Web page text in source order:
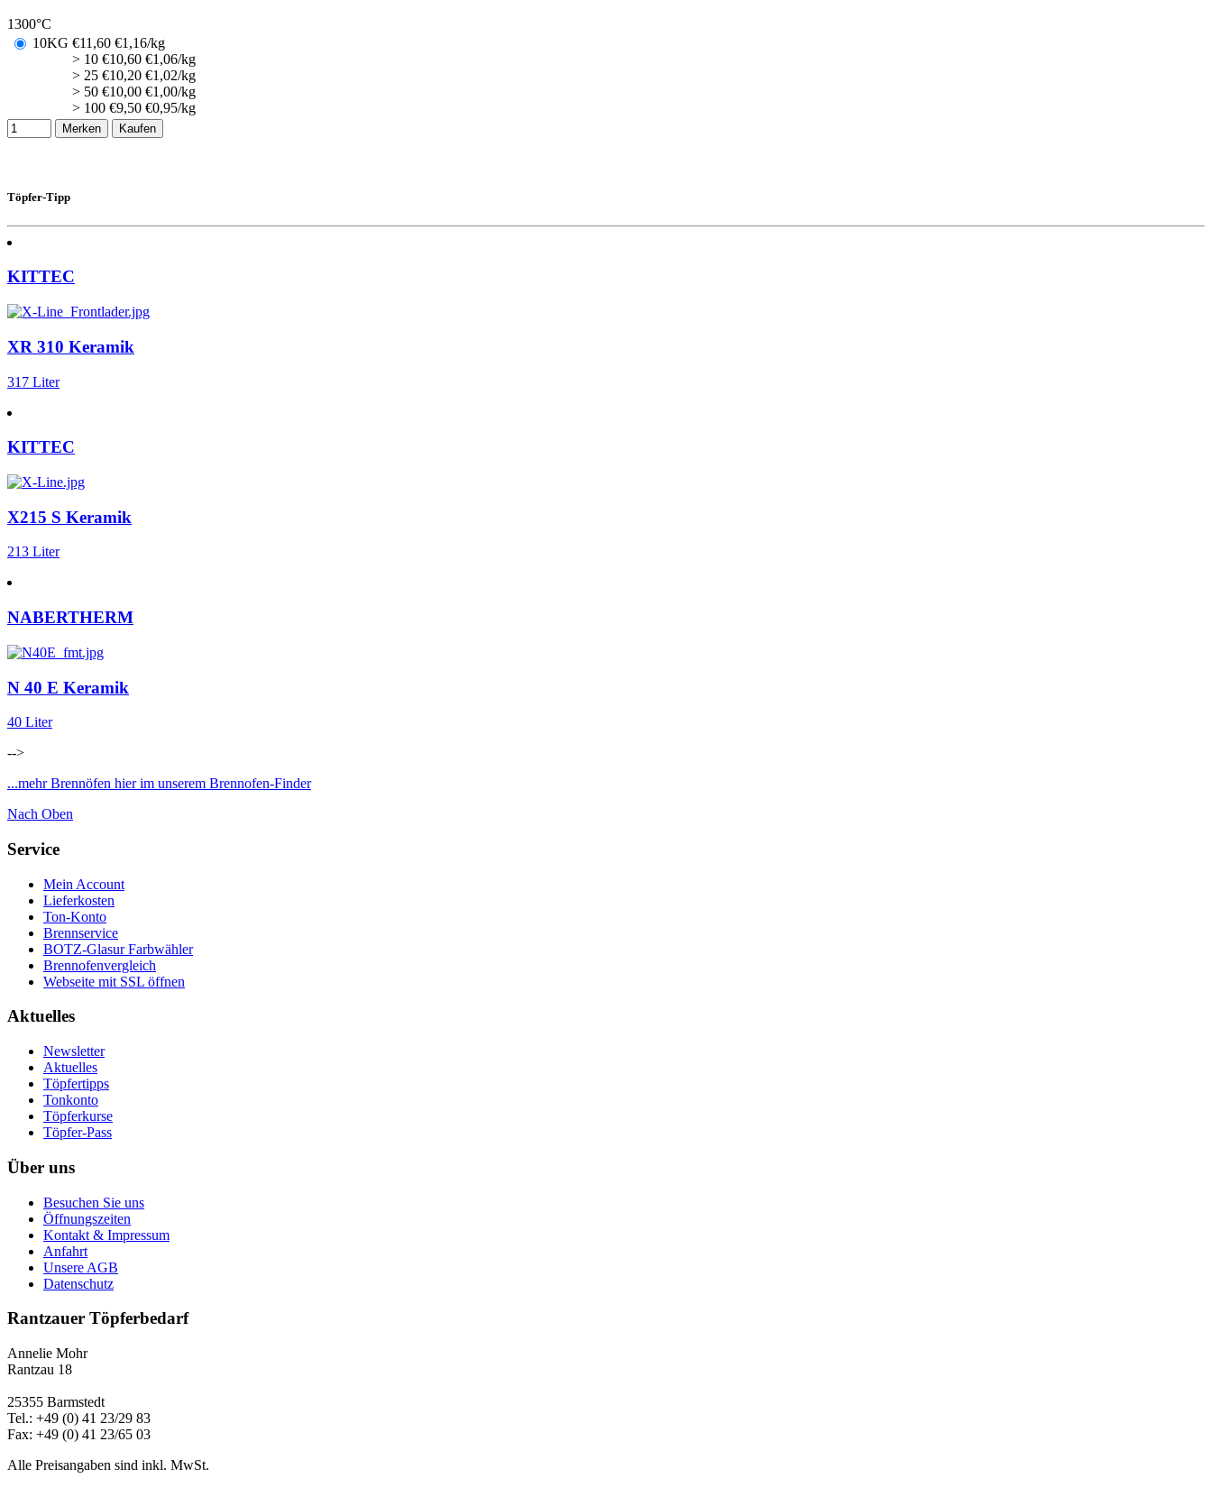
1300°C
10KG €11,60 €1,16/kg
> 10 €10,60 €1,06/kg
> 25 €10,20 €1,02/kg
> 50 €10,00 €1,00/kg
> 100 €9,50 €0,95/kg
Merken Kaufen
Töpfer-Tipp
KITTEC
XR 310 Keramik
317 Liter
KITTEC
X215 S Keramik
213 Liter
NABERTHERM
N 40 E Keramik
40 Liter
-->
...mehr Brennöfen hier im unserem Brennofen-Finder
Nach Oben
Service
Mein Account
Lieferkosten
Ton-Konto
Brennservice
BOTZ-Glasur Farbwähler
Brennofenvergleich
Webseite mit SSL öffnen
Aktuelles
Newsletter
Aktuelles
Töpfertipps
Tonkonto
Töpferkurse
Töpfer-Pass
Über uns
Besuchen Sie uns
Öffnungszeiten
Kontakt & Impressum
Anfahrt
Unsere AGB
Datenschutz
Rantzauer Töpferbedarf
Annelie Mohr
Rantzau 18
25355 Barmstedt
Tel.: +49 (0) 41 23/29 83
Fax: +49 (0) 41 23/65 03
Alle Preisangaben sind inkl. MwSt.